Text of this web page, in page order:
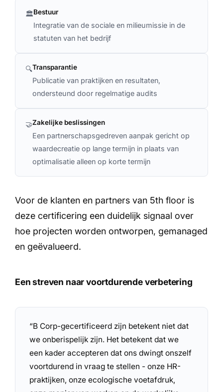
🏛️Bestuur
Integratie van de sociale en milieumissie in de
statuten van het bedrijf
🔍Transparantie
Publicatie van praktijken en resultaten,
ondersteund door regelmatige audits
🤝Zakelijke beslissingen
Een partnerschapsgedreven aanpak gericht op
waardecreatie op lange termijn in plaats van
optimalisatie alleen op korte termijn
Voor de klanten en partners van 5th floor is
deze certificering een duidelijk signaal over
hoe projecten worden ontworpen, gemanaged
en geëvalueerd.
Een streven naar voortdurende verbetering
“B Corp-gecertificeerd zijn betekent niet dat
we onberispelijk zijn. Het betekent dat we
een kader accepteren dat ons dwingt onszelf
voortdurend in vraag te stellen - onze HR-
praktijken, onze ecologische voetafdruk,